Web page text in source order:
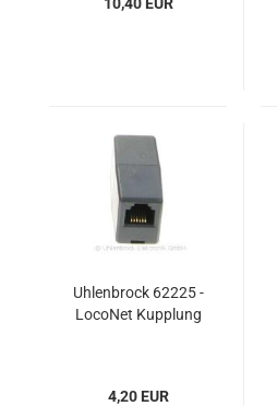
Uhlenbrock 62225 -
LocoNet Kupplung
4,20 EUR